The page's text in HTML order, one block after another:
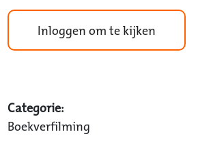
Inloggen om te kijken
Categorie:
Boekverfilming